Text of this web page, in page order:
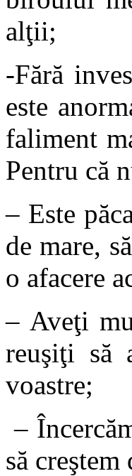
alţii;
-Fără
este
faliment
Pentru că
– Este
de mare,
o afacere
– Aveţi
reuşiţi să
voastre;
–
să